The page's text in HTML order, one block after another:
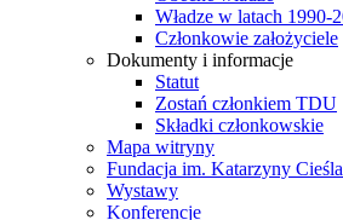
Władze w latach 1990-
Członkowie założyciele
Dokumenty i informacje
Statut
Zostań członkiem TDU
Składki członkowskie
Mapa witryny
Fundacja im. Katarzyny
Wystawy
Konferencje